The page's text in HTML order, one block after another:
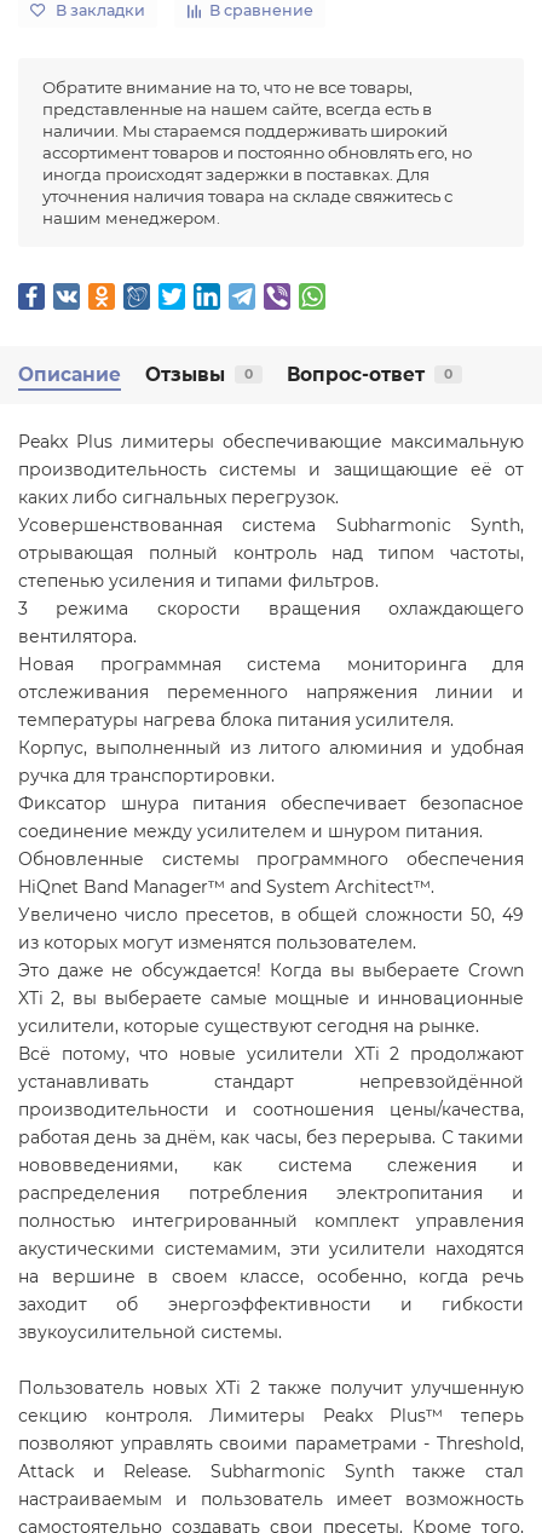
В закладки В сравнение
Обратите внимание на то, что не все товары,
представленные на нашем сайте, всегда есть в
наличии. Мы стараемся поддерживать широкий
ассортимент товаров и постоянно обновлять его, но
иногда происходят задержки в поставках. Для
уточнения наличия товара на складе свяжитесь с
нашим менеджером.
Описание Отзывы 0 Вопрос-ответ 0
Peakx Plus лимитеры обеспечивающие максимальную
производительность системы и защищающие её от
каких либо сигнальных перегрузок.
Усовершенствованная система Subharmonic Synth,
отрывающая полный контроль над типом частоты,
степенью усиления и типами фильтров.
3 режима скорости вращения охлаждающего
вентилятора.
Новая программная система мониторинга для
отслеживания переменного напряжения линии и
температуры нагрева блока питания усилителя.
Корпус, выполненный из литого алюминия и удобная
ручка для транспортировки.
Фиксатор шнура питания обеспечивает безопасное
соединение между усилителем и шнуром питания.
Обновленные системы программного обеспечения
HiQnet Band Manager™ and System Architect™.
Увеличено число пресетов, в общей сложности 50, 49
из которых могут изменятся пользователем.
Это даже не обсуждается! Когда вы выбераете Crown
XTi 2, вы выбераете самые мощные и инновационные
усилители, которые существуют сегодня на рынке.
Всё потому, что новые усилители XTi 2 продолжают
устанавливать стандарт непревзойдённой
производительности и соотношения цены/качества,
работая день за днём, как часы, без перерыва. С такими
нововведениями, как система слежения и
распределения потребления электропитания и
полностью интегрированный комплект управления
акустическими системамим, эти усилители находятся
на вершине в своем классе, особенно, когда речь
заходит об энергоэффективности и гибкости
звукоусилительной системы.
Пользователь новых XTi 2 также получит улучшенную
секцию контроля. Лимитеры Peakx Plus™ теперь
позволяют управлять своими параметрами - Threshold,
Attack и Release. Subharmonic Synth также стал
настраиваемым и пользователь имеет возможность
самостоятельно создавать свои пресеты. Кроме того,